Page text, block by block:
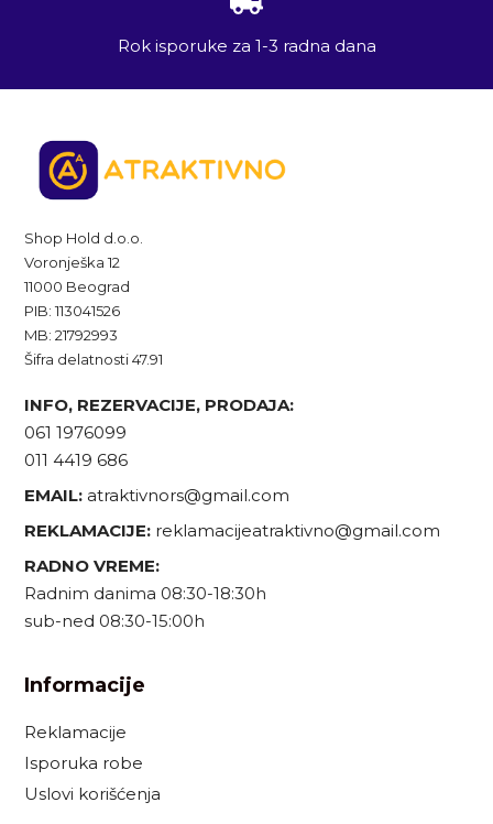
Rok isporuke za 1-3 radna dana
Shop Hold d.o.o.
Voronješka 12
11000 Beograd
PIB: 113041526
MB: 21792993
Šifra delatnosti 47.91
INFO, REZERVACIJE, PRODAJA:
061 1976099
011 4419 686
EMAIL: atraktivnors@gmail.com
REKLAMACIJE: reklamacijeatraktivno@gmail.com
RADNO VREME:
Radnim danima 08:30-18:30h
sub-ned 08:30-15:00h
Informacije
Reklamacije
Isporuka robe
Uslovi korišćenja